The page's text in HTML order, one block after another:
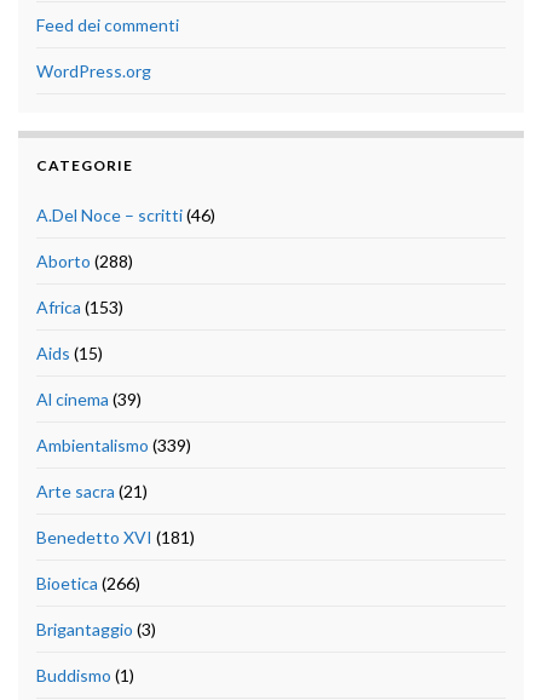
Feed dei commenti
WordPress.org
CATEGORIE
A.Del Noce – scritti(46)
Aborto (288)
Africa (153)
Aids (15)
Al cinema (39)
Ambientalismo (339)
Arte sacra (21)
Benedetto XVI (181)
Bioetica (266)
Brigantaggio (3)
Buddismo (1)